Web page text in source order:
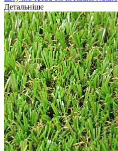
Детальніше